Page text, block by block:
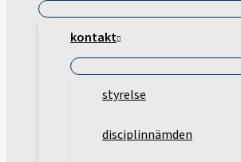
kontakt
styrelse
disciplinnämden